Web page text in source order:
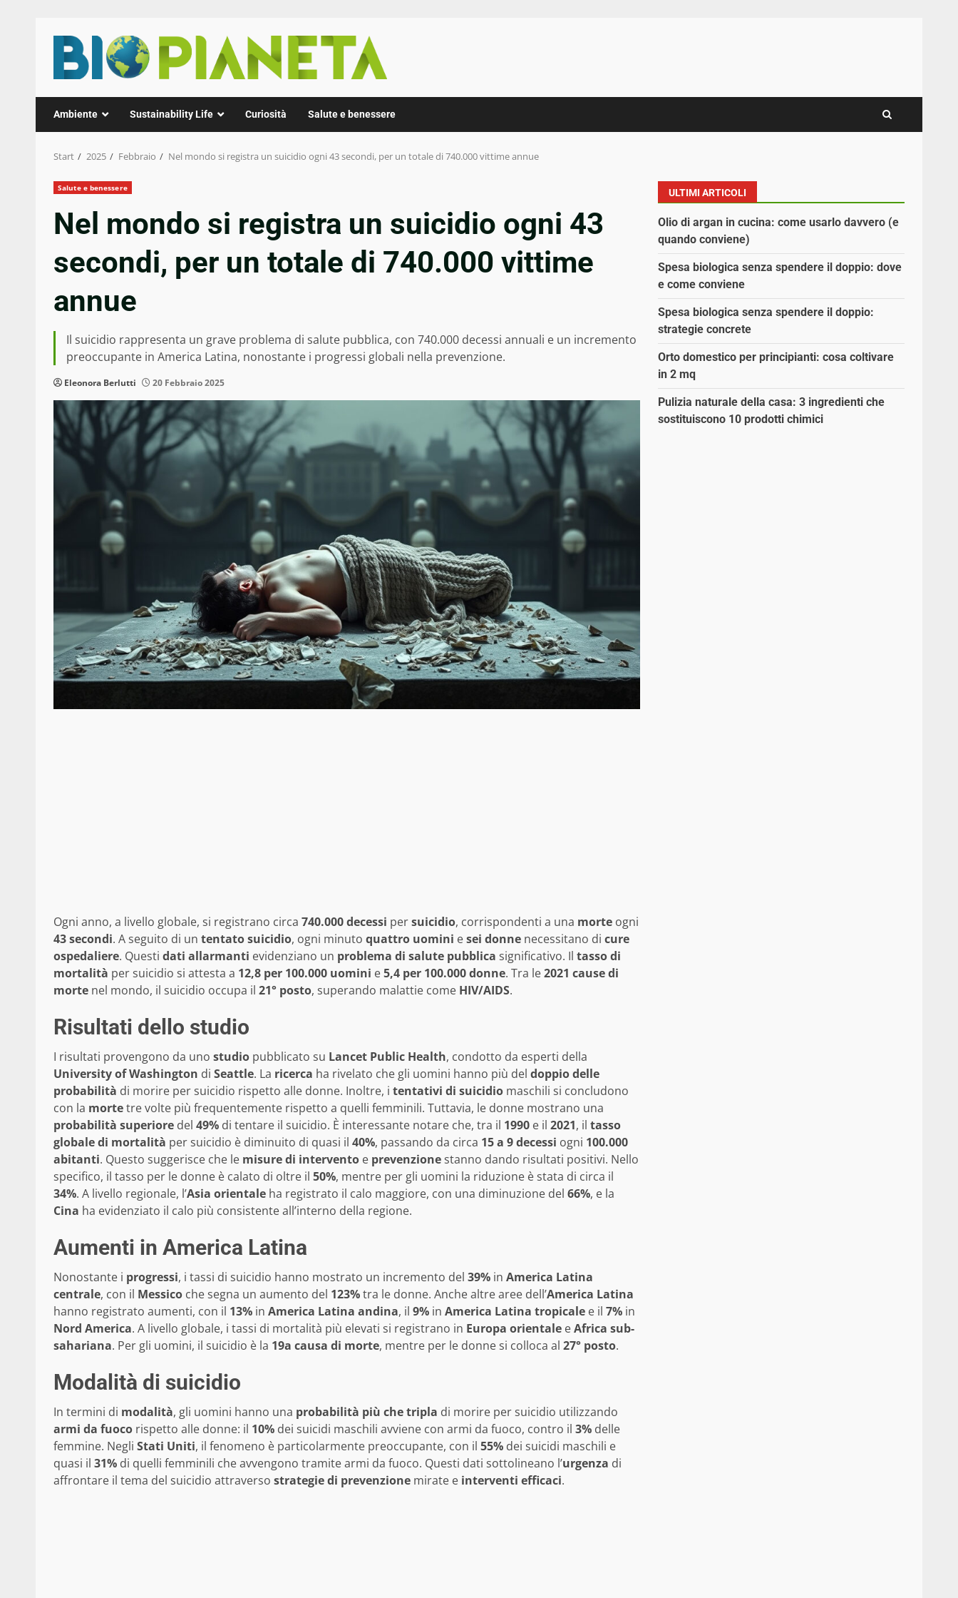
Inhalt
springen
Ambiente Sustainability Life Curiosità Salute e benessere
Start 2025 Febbraio Nel mondo si registra un suicidio ogni 43 secondi, per un totale di 740.000 vittime annue
Salute e benessere
Nel mondo si registra un suicidio ogni 43
secondi, per un totale di 740.000 vittime
annue
Il suicidio rappresenta un grave problema di salute pubblica, con 740.000 decessi annuali e un incremento
preoccupante in America Latina, nonostante i progressi globali nella prevenzione.
Eleonora Berlutti 20 Febbraio 2025
Ogni anno, a livello globale, si registrano circa 740.000 decessi persuicidio, corrispondenti a una morte ogni
43 secondi. A seguito di un tentato suicidio, ogni minuto quattro uomini esei donne necessitano di cure
ospedaliere. Questi dati allarmanti evidenziano un problema di salute pubblica significativo. Il tasso di
mortalità per suicidio si attesta a 12,8 per 100.000 uomini e5,4 per 100.000 donne. Tra le2021 cause di
morte nel mondo, il suicidio occupa il 21° posto, superando malattie come HIV/AIDS.
Risultati dello studio
I risultati provengono da uno studio pubblicato su Lancet Public Health, condotto da esperti della
University of Washington di Seattle. La ricerca ha rivelato che gli uomini hanno più del doppio delle
probabilità di morire per suicidio rispetto alle donne. Inoltre, i tentativi di suicidio maschili si concludono
con la mortetre volte più frequentemente rispetto a quelli femminili. Tuttavia, le donne mostrano una
probabilità superiore del 49% di tentare il suicidio. È interessante notare che, tra il 1990 e il 2021, il tasso
globale di mortalità per suicidio è diminuito di quasi il 40%, passando da circa 15 a 9 decessi ogni 100.000
abitanti. Questo suggerisce che le misure di intervento e prevenzionestanno dando risultati positivi. Nello
specifico, il tasso per le donne è calato di oltre il 50%, mentre per gli uomini la riduzione è stata di circa il
34%. A livello regionale, l’Asia orientale ha registrato il calo maggiore, con una diminuzione del 66%, e la
Cina ha evidenziato il calo più consistente all’interno della regione.
Aumenti in America Latina
Nonostante i progressi, i tassi di suicidio hanno mostrato un incremento del 39% in America Latina
centrale, con il Messico che segna un aumento del 123%tra le donne. Anche altre aree dell’America Latina
hanno registrato aumenti, con il 13% in America Latina andina, il 9% in America Latina tropicale e il 7% in
Nord America. A livello globale, i tassi di mortalità più elevati si registrano in Europa orientale eAfrica sub-
sahariana. Per gli uomini, il suicidio è la 19a causa di morte, mentre per le donne si colloca al 27° posto.
Modalità di suicidio
In termini di modalità, gli uomini hanno una probabilità più che tripla di morire per suicidio utilizzando
armi da fuoco rispetto alle donne: il 10% dei suicidi maschili avviene con armi da fuoco, contro il 3% delle
femmine. Negli Stati Uniti, il fenomeno è particolarmente preoccupante, con il 55% dei suicidi maschili e
quasi il 31% di quelli femminili che avvengono tramite armi da fuoco. Questi dati sottolineano l’urgenza di
affrontare il tema del suicidio attraverso strategie di prevenzione mirate e interventi efficaci.
ULTIMI ARTICOLI
Olio di argan in cucina: come usarlo davvero (e
quando conviene)
Spesa biologica senza spendere il doppio: dove
e come conviene
Spesa biologica senza spendere il doppio:
strategie concrete
Orto domestico per principianti: cosa coltivare
in 2 mq
Pulizia naturale della casa: 3 ingredienti che
sostituiscono 10 prodotti chimici